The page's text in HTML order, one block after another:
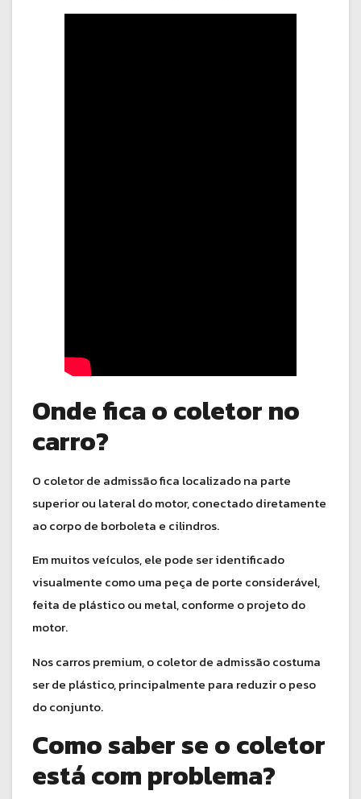
Onde fica o coletor no
carro?
O coletor de admissão fica localizado na parte
superior ou lateral do motor, conectado diretamente
ao corpo de borboleta e cilindros.
Em muitos veículos, ele pode ser identificado
visualmente como uma peça de porte considerável,
feita de plástico ou metal, conforme o projeto do
motor.
Nos carros premium, o coletor de admissão costuma
ser de plástico, principalmente para reduzir o peso
do conjunto.
Como saber se o coletor
está com problema?